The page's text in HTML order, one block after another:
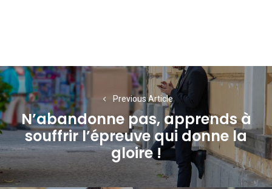
Navigation
de
l’article
Previous Article
Previous
post:
N’abandonne pas, apprends à
souffrir l’épreuve qui donne la
gloire !